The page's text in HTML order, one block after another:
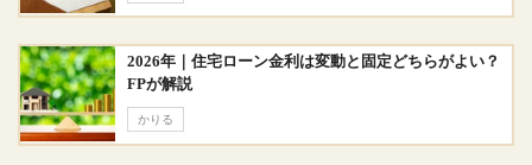
2026年｜住宅ローン金利は変動と固定どちらがよい？
FPが解説
かりる